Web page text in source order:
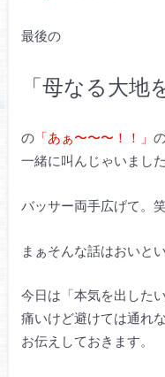
最後の
「母なる大地
の「あぁ〜〜〜！！」
一緒に叫んじゃいました
バッサー両手広げて。
まぁそんな話はおいとい
今日は「本気を出した
痛いけど避けては通れ
お伝えしておきます。